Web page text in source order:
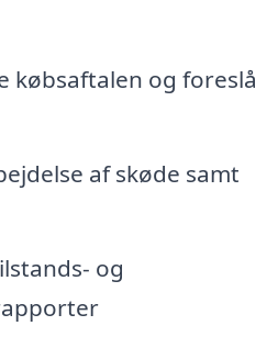
købsaftalen og foreslå
af skøde samt
og